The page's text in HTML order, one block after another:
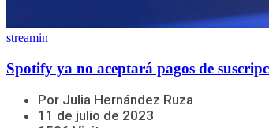
streamin
Spotify ya no aceptará pagos de
Por Julia Hernández Ruza
11 de julio de 2023